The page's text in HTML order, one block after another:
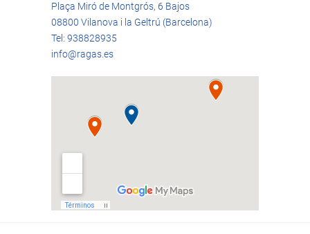
Plaça Miró de Montgrós, 6 Bajos
08800 Vilanova i la Geltrú (Barcelona)
Tel: 938828935
info@ragas.es